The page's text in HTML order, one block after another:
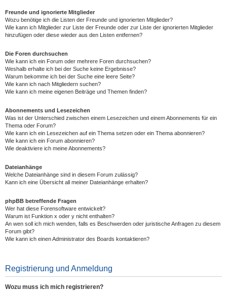
Freunde und ignorierte Mitglieder
Wozu benötige ich die Listen der Freunde und ignorierten Mitglieder?
Wie kann ich Mitglieder zur Liste der Freunde oder zur Liste der ignorierten Mitglieder
hinzufügen oder diese wieder aus den Listen entfernen?
Die Foren durchsuchen
Wie kann ich ein Forum oder mehrere Foren durchsuchen?
Weshalb erhalte ich bei der Suche keine Ergebnisse?
Warum bekomme ich bei der Suche eine leere Seite?
Wie kann ich nach Mitgliedern suchen?
Wie kann ich meine eigenen Beiträge und Themen finden?
Abonnements und Lesezeichen
Was ist der Unterschied zwischen einem Lesezeichen und einem Abonnements für ein
Thema oder Forum?
Wie kann ich ein Lesezeichen auf ein Thema setzen oder ein Thema abonnieren?
Wie kann ich ein Forum abonnieren?
Wie deaktiviere ich meine Abonnements?
Dateianhänge
Welche Dateianhänge sind in diesem Forum zulässig?
Kann ich eine Übersicht all meiner Dateianhänge erhalten?
phpBB betreffende Fragen
Wer hat diese Forensoftware entwickelt?
Warum ist Funktion x oder y nicht enthalten?
An wen soll ich mich wenden, falls es Beschwerden oder juristische Anfragen zu diesem
Forum gibt?
Wie kann ich einen Administrator des Boards kontaktieren?
Registrierung und Anmeldung
Wozu muss ich mich registrieren?